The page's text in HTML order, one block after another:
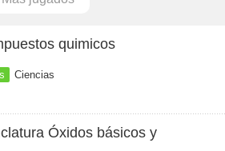
quimicos
Ciencias
Óxidos básicos y